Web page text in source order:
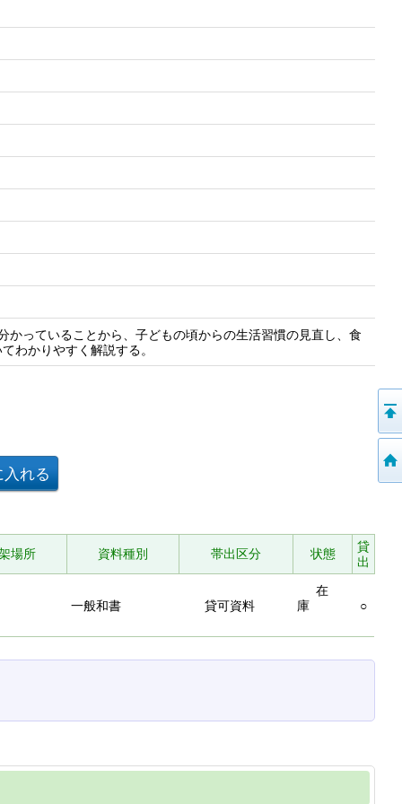
っていることから、子どもの頃からの生活習慣の見直し、食
わかりやすく解説する。
場所 資料種別 帯出区分 状態
貸
出
一般和書 貸可資料
在
庫
○